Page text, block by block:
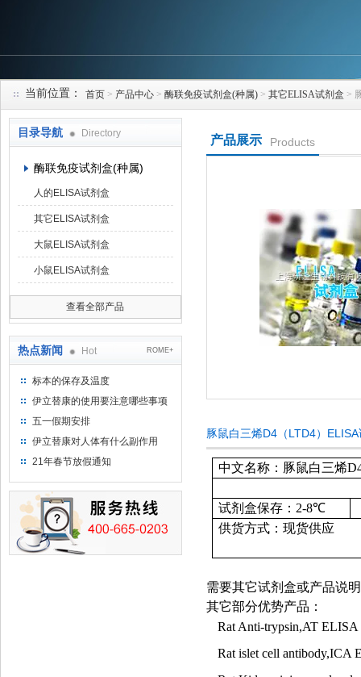
当前位置： 首页 > 产品中心 > 酶联免疫试剂盒(种属) > 其它ELISA试剂盒 >
目录导航 Directory
酶联免疫试剂盒(种属)
人的ELISA试剂盒
其它ELISA试剂盒
大鼠ELISA试剂盒
小鼠ELISA试剂盒
查看全部产品
热点新闻 Hot ROME+
标本的保存及温度
伊立替康的使用要注意哪些事项
五一假期安排
伊立替康对人体有什么副作用
21年春节放假通知
产品展示 Products
豚鼠白三烯D4（LTD4）
中文名称：豚鼠白三烯
试剂盒保存： 2-8℃
供货方式：现货供应
需要其它试剂盒或产品说
其它部分优势产品：
Rat Anti-trypsin,AT ELISA
Rat islet cell antibody,ICA